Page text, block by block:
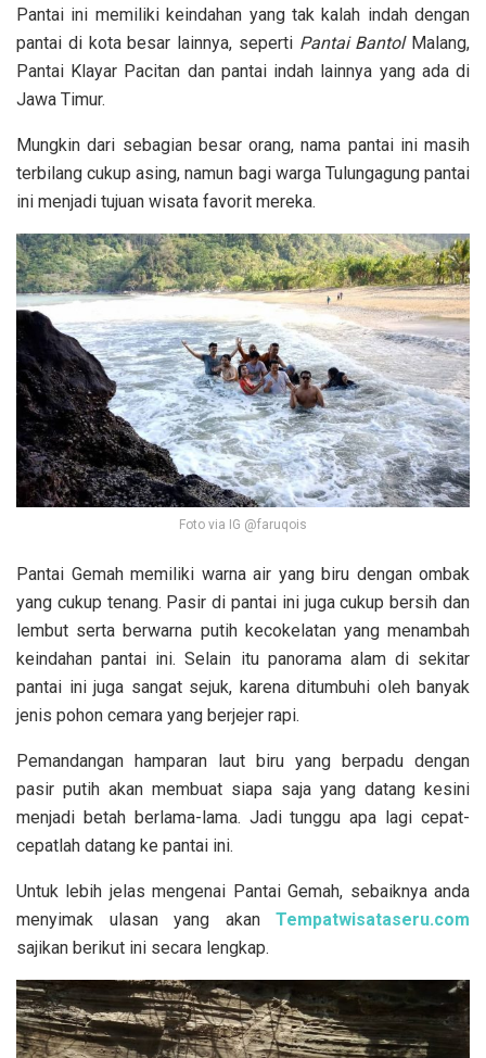
Pantai ini memiliki keindahan yang tak kalah indah dengan
pantai di kota besar lainnya, seperti Pantai Bantol Malang,
Pantai Klayar Pacitan dan pantai indah lainnya yang ada di
Jawa Timur.
Mungkin dari sebagian besar orang, nama pantai ini masih
terbilang cukup asing, namun bagi warga Tulungagung pantai
ini menjadi tujuan wisata favorit mereka.
Foto via IG @faruqois
Pantai Gemah memiliki warna air yang biru dengan ombak
yang cukup tenang. Pasir di pantai ini juga cukup bersih dan
lembut serta berwarna putih kecokelatan yang menambah
keindahan pantai ini. Selain itu panorama alam di sekitar
pantai ini juga sangat sejuk, karena ditumbuhi oleh banyak
jenis pohon cemara yang berjejer rapi.
Pemandangan hamparan laut biru yang berpadu dengan
pasir putih akan membuat siapa saja yang datang kesini
menjadi betah berlama-lama. Jadi tunggu apa lagi cepat-
cepatlah datang ke pantai ini.
Untuk lebih jelas mengenai Pantai Gemah, sebaiknya anda
menyimak ulasan yang akan Tempatwisataseru.com
sajikan berikut ini secara lengkap.